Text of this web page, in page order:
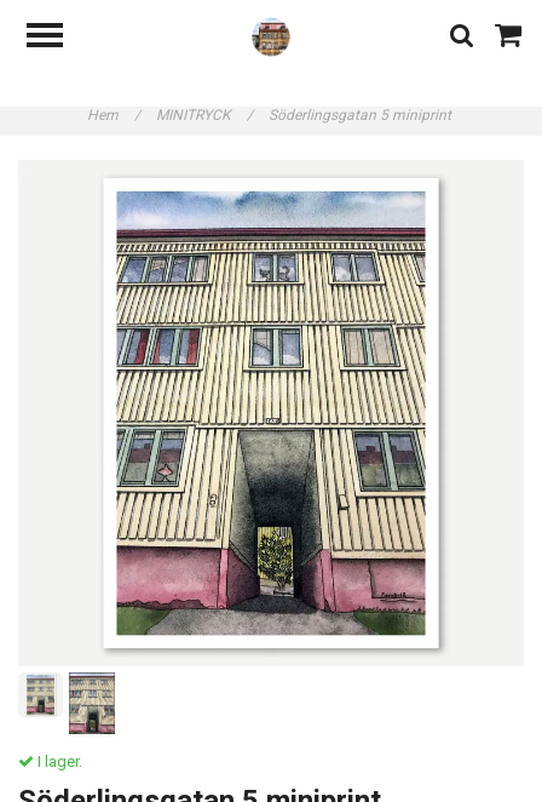
Hem / MINITRYCK / Söderlingsgatan 5 miniprint
I lager.